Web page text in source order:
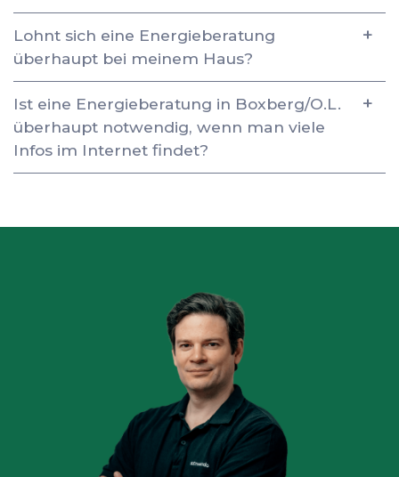
Lohnt sich eine Energieberatung
überhaupt bei meinem Haus?
Ist eine Energieberatung in Boxberg/O.L.
überhaupt notwendig, wenn man viele
Infos im Internet findet?